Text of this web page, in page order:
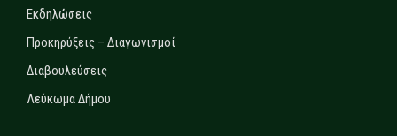
Εκδηλώσεις
Προκηρύξεις – Διαγωνισμοί
Διαβουλεύσεις
Λεύκωμα Δήμου